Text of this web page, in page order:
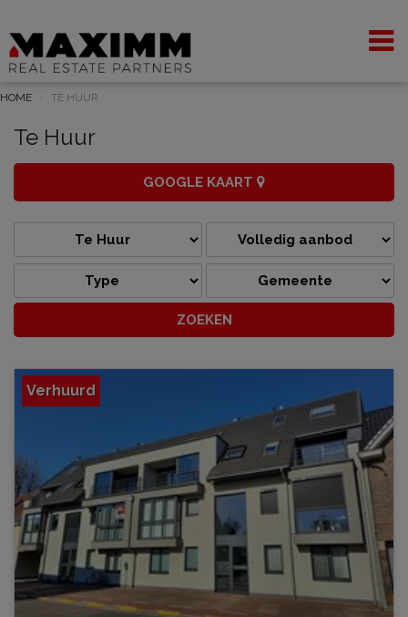
HOME TE HUUR
Te Huur
GOOGLE KAART
Verhuurd